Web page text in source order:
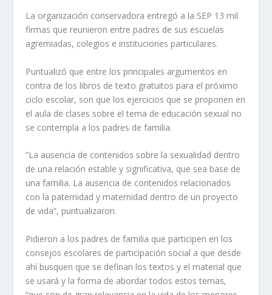
La organización conservadora entregó a la SEP 13 mil
firmas que reunieron entre padres de sus escuelas
agremiadas, colegios e instituciones particulares.
Puntualizó que entre los principales argumentos en
contra de los libros de texto gratuitos para el próximo
ciclo escolar, son que los ejercicios que se proponen en
el aula de clases sobre el tema de educación sexual no
se contempla a los padres de familia.
“La ausencia de contenidos sobre la sexualidad dentro
de una relación estable y significativa, que sea base de
una familia. La ausencia de contenidos relacionados
con la paternidad y maternidad dentro de un proyecto
de vida”, puntualizaron.
Pidieron a los padres de familia que participen en los
consejos escolares de participación social a que desde
ahí busquen que se definan los textos y el material que
se usará y la forma de abordar todos estos temas,